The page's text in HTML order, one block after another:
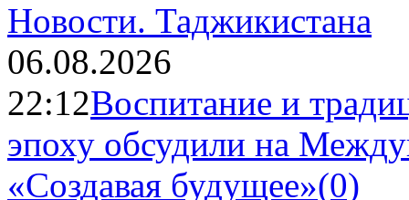
Новости. Таджикистана
06.08.2026
22:12Воспитание и
эпоху обсудили на
«Создавая будущее»(0)